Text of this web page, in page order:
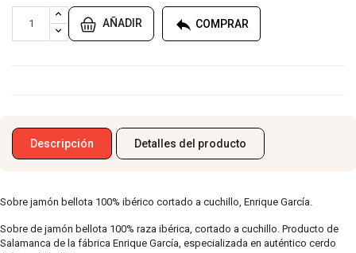
AÑADIR  COMPRAR
Descripción Detalles del producto
Sobre jamón bellota 100% ibérico cortado a cuchillo, Enrique García.
Sobre de jamón bellota 100% raza ibérica, cortado a cuchillo. Producto de
Salamanca de la fábrica Enrique García, especializada en auténtico cerdo